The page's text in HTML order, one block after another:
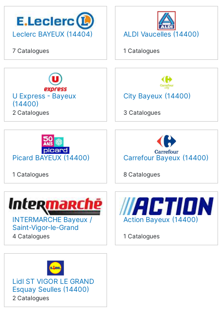
Leclerc BAYEUX (14404)
7 Catalogues
ALDI Vaucelles (14400)
1 Catalogues
U Express - Bayeux
(14400)
2 Catalogues
City Bayeux (14400)
3 Catalogues
Picard BAYEUX (14400)
1 Catalogues
Carrefour Bayeux (14400)
8 Catalogues
INTERMARCHE Bayeux /
Saint-Vigor-le-Grand
(14400)
4 Catalogues
Action Bayeux (14400)
1 Catalogues
Lidl ST VIGOR LE GRAND
Esquay Seulles (14400)
2 Catalogues